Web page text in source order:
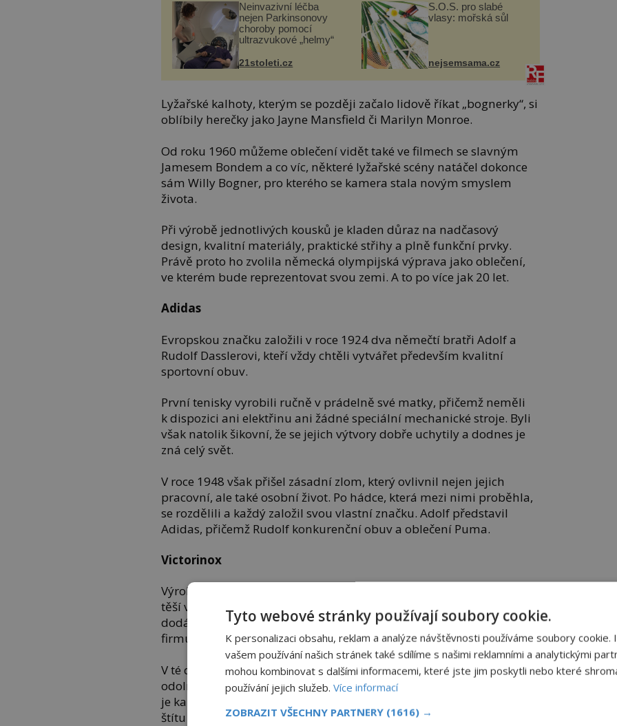
Neinvazivní léčba
nejen Parkinsonovy
choroby pomocí
ultrazvukové „helmy“
21stoleti.cz
S.O.S. pro slabé
vlasy: mořská sůl
nejsemsama.cz
Lyžařské kalhoty, kterým se později začalo lidově říkat „bognerky“, si
oblíbily herečky jako Jayne Mansfield či Marilyn Monroe.
Od roku 1960 můžeme oblečení vidět také ve filmech se slavným
Jamesem Bondem a co víc, některé lyžařské scény natáčel dokonce
sám Willy Bogner, pro kterého se kamera stala novým smyslem
života.
Při výrobě jednotlivých kousků je kladen důraz na nadčasový
design, kvalitní materiály, praktické střihy a plně funkční prvky.
Právě proto ho zvolila německá olympijská výprava jako oblečení,
ve kterém bude reprezentovat svou zemi. A to po více jak 20 let.
Adidas
Evropskou značku založili v roce 1924 dva němečtí bratři Adolf a
Rudolf Dasslerovi, kteří vždy chtěli vytvářet především kvalitní
sportovní obuv.
První tenisky vyrobili ručně v prádelně své matky, přičemž neměli
k dispozici ani elektřinu ani žádné speciální mechanické stroje. Byli
však natolik šikovní, že se jejich výtvory dobře uchytily a dodnes je
zná celý svět.
V roce 1948 však přišel zásadní zlom, který ovlivnil nejen jejich
pracovní, ale také osobní život. Po hádce, která mezi nimi proběhla,
se rozdělili a každý založil svou vlastní značku. Adolf představil
Adidas, přičemž Rudolf konkurenční obuv a oblečení Puma.
Victorinox
Výrobky značky Victorinox jsou na trhu již od roku 1884 a stále se
těší velké oblibě. Na úplném začátku stál Karl Elsener, který si přál
dodávat nože vojákům švýcarské armády. Otevřel si proto nožířskou
firmu a začal na svém snu usilovně pracovat.
V té době se mu v hlavě zrodil revoluční nápad. Vyrobit kompaktní a
odolný nůž, který by v sobě kombinoval mnoho funkcí. Od té doby
je kapesní nůž Victorinox legendou a logo bílého kříže na červeném
štítu zárukou kvality.
Tyto webové stránky používají soubory cookie.
K personalizaci obsahu, reklam a analýze návštěvnosti používáme soubory cookie.
vašem používání našich stránek také sdílíme s našimi reklamními a analytickými
mohou kombinovat s dalšími informacemi, které jste jim poskytli nebo které
používání jejich služeb. Více informací
ZOBRAZIT VŠECHNY PARTNERY (1616) →